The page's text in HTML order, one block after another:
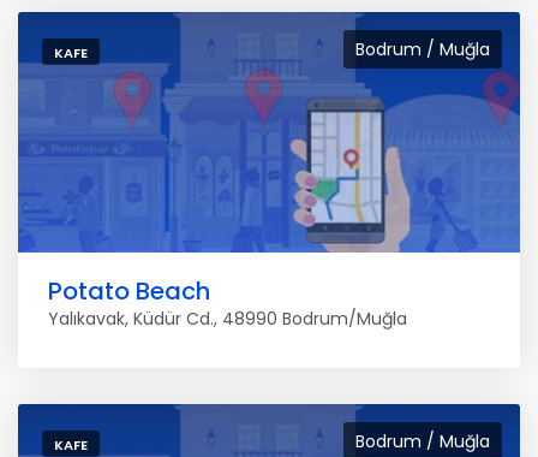
Bodrum / Muğla
KAFE
Potato Beach
Yalıkavak, Küdür Cd., 48990 Bodrum/Muğla
Bodrum / Muğla
KAFE